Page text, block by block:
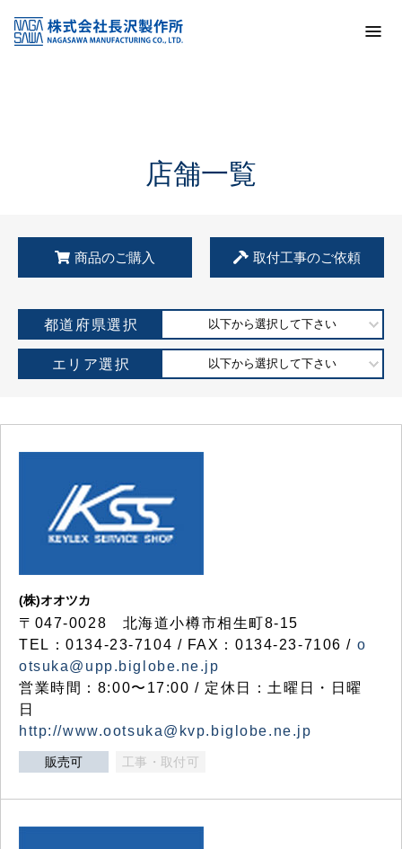
KSS加盟店・取扱店情報
店舗一覧
店舗一覧
商品のご購入 取付工事のご依頼
都道府県選択 以下から選択して下さい
エリア選択 以下から選択して下さい
(株)オオツカ
〒047-0028 北海道小樽市相生町8-15
TEL：0134-23-7104 / FAX：0134-23-7106 / o
otsuka@upp.biglobe.ne.jp
営業時間：8:00〜17:00 / 定休日：土曜日・日曜
日
http://www.ootsuka@kvp.biglobe.ne.jp
販売可 工事・取付可